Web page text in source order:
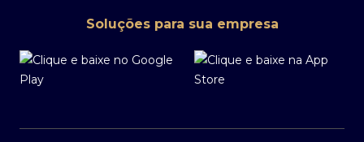
Soluções para sua empresa